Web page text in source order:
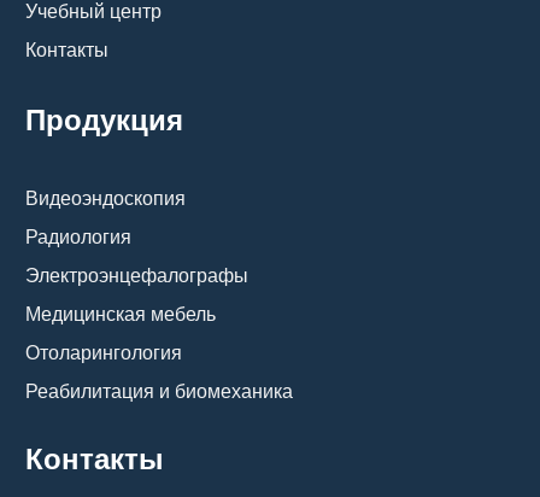
Учебный центр
Контакты
Продукция
Видеоэндоскопия
Радиология
Электроэнцефалографы
Медицинская мебель
Отоларингология
Реабилитация и биомеханика
Контакты